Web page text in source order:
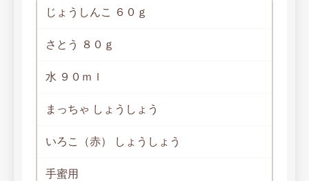
じょうしんこ ６０ｇ
さとう ８０ｇ
水 ９０ｍｌ
まっちゃ しょうしょう
いろこ（赤） しょうしょう
手蜜用